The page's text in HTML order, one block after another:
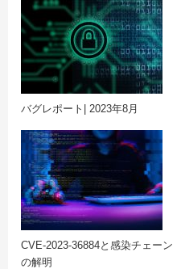
バグレポート| 2023年8月
CVE-2023-36884と感染チェーン
の解明